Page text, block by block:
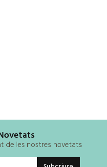
de les nostres novetats